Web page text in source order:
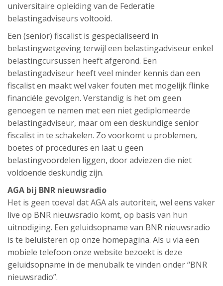
universitaire opleiding van de Federatie
belastingadviseurs voltooid.
Een (senior) fiscalist is gespecialiseerd in
belastingwetgeving terwijl een belastingadviseur enkel
belastingcursussen heeft afgerond. Een
belastingadviseur heeft veel minder kennis dan een
fiscalist en maakt wel vaker fouten met mogelijk flinke
financiële gevolgen. Verstandig is het om geen
genoegen te nemen met een niet gediplomeerde
belastingadviseur, maar om een deskundige senior
fiscalist in te schakelen. Zo voorkomt u problemen,
boetes of procedures en laat u geen
belastingvoordelen liggen, door adviezen die niet
voldoende deskundig zijn.
AGA bij BNR nieuwsradio
Het is geen toeval dat AGA als autoriteit, wel eens vaker
live op BNR nieuwsradio komt, op basis van hun
uitnodiging. Een geluidsopname van BNR nieuwsradio
is te beluisteren op onze homepagina. Als u via een
mobiele telefoon onze website bezoekt is deze
geluidsopname in de menubalk te vinden onder “BNR
nieuwsradio”.